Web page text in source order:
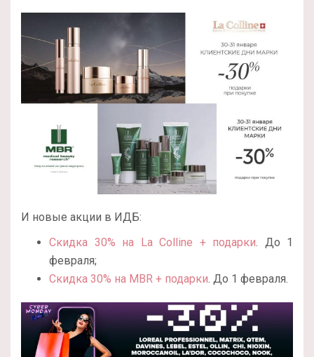
И новые акции в ИДБ:
Скидка 30% на La Colline + подарки. До 1
февраля;
Скидка 30% на MBR + подарки. До 1 февраля.